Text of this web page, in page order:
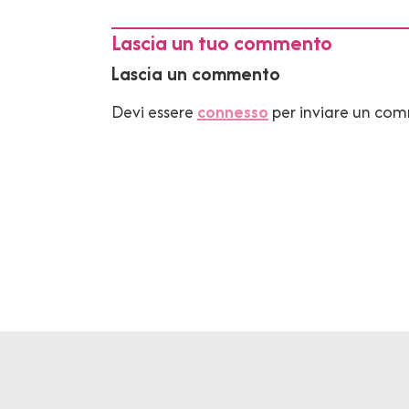
Lascia un tuo commento
Lascia un commento
Devi essere connesso per inviare un